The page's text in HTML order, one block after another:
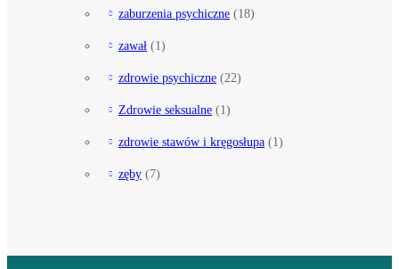
zaburzenia psychiczne (18)
zawał (1)
zdrowie psychiczne (22)
Zdrowie seksualne (1)
zdrowie stawów i kręgosłupa (1)
zęby (7)